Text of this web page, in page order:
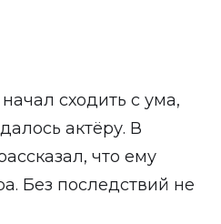
сходить с ума,
актёру. В
что ему
Без последствий не